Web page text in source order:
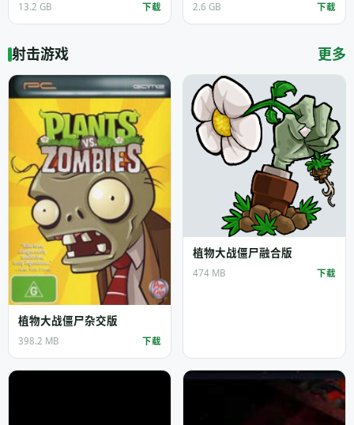
13.2 GB 下载 2.6 GB 下载
射击游戏 更多
植物大战僵尸杂交版
398.2 MB 下载
植物大战僵尸融合版
474 MB 下载